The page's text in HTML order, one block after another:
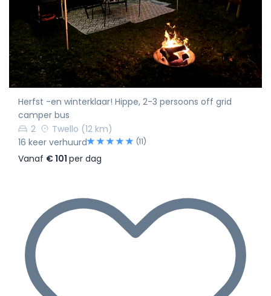
Herfst -en winterklaar! Hippe, 2-3 persoons off grid
camper bus
2
Twello (12 km)
16 keer verhuurd
(11)
Vanaf € 101 per dag